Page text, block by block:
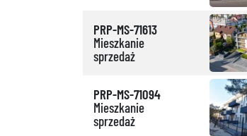
PRP-MS-71613
Mieszkanie
sprzedaż
PRP-MS-71094
Mieszkanie
sprzedaż